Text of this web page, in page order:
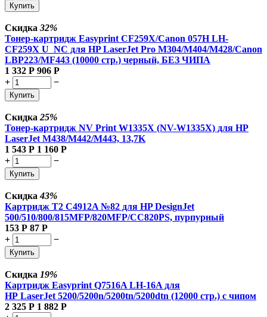
Купить
Скидка 32%
Тонер-картридж Easyprint CF259X/Canon 057H LH-
CF259X U_NC для HP LaserJet Pro M304/M404/M428/Canon
LBP223/MF443 (10000 стр.) черный, БЕЗ ЧИПА
1 332 Р 906 Р
+
−
Купить
Скидка 25%
Тонер-картридж NV Print W1335X (NV-W1335X) для HP
LaserJet M438/M442/M443, 13,7K
1 543 Р 1 160 Р
+
−
Купить
Скидка43%
Картридж T2 C4912A №82 для HP DesignJet
500/510/800/815MFP/820MFP/CC820PS, пурпурный
153 Р 87 Р
+
−
Купить
Скидка 19%
Картридж Easyprint Q7516A LH-16A для
HP LaserJet 5200/5200n/5200tn/5200dtn (12000 стр.) с чипом
2 325 Р 1 882 Р